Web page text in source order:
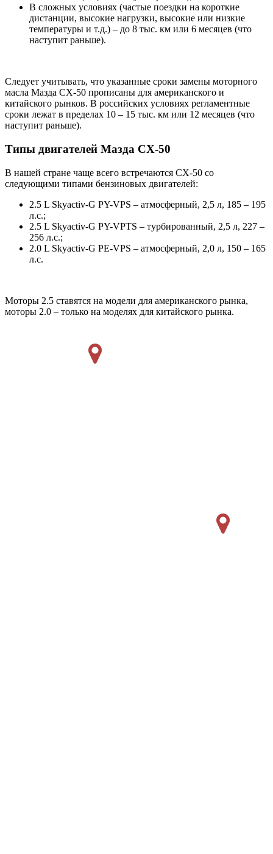
В сложных условиях (частые поездки на короткие
дистанции, высокие нагрузки, высокие или низкие
температуры и т.д.) – до 8 тыс. км или 6 месяцев (что
наступит раньше).
Следует учитывать, что указанные сроки замены моторного
масла Мазда СХ-50 прописаны для американского и
китайского рынков. В российских условиях регламентные
сроки лежат в пределах 10 – 15 тыс. км или 12 месяцев (что
наступит раньше).
Типы двигателей Мазда СХ-50
В нашей стране чаще всего встречаются СХ-50 со
следующими типами бензиновых двигателей:
2.5 L Skyactiv-G PY-VPS – атмосферный, 2,5 л, 185 – 195
л.с.;
2.5 L Skyactiv-G PY-VPTS – турбированный, 2,5 л, 227 –
256 л.с.;
2.0 L Skyactiv-G PE-VPS – атмосферный, 2,0 л, 150 – 165
л.с.
Моторы 2.5 ставятся на модели для американского рынка,
моторы 2.0 – только на моделях для китайского рынка.